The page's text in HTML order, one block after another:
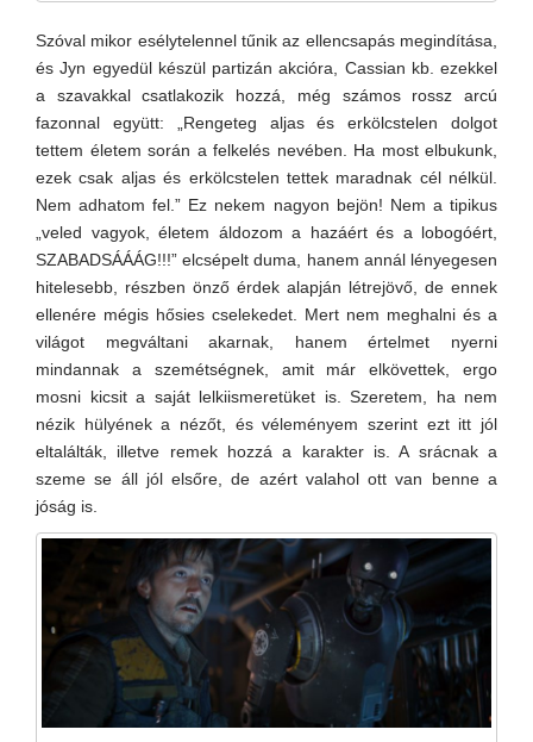
Szóval mikor esélytelennel tűnik az ellencsapás megindítása,
és Jyn egyedül készül partizán akcióra, Cassian kb. ezekkel
a szavakkal csatlakozik hozzá, még számos rossz arcú
fazonnal együtt: „Rengeteg aljas és erkölcstelen dolgot
tettem életem során a felkelés nevében. Ha most elbukunk,
ezek csak aljas és erkölcstelen tettek maradnak cél nélkül.
Nem adhatom fel.” Ez nekem nagyon bejön! Nem a tipikus
„veled vagyok, életem áldozom a hazáért és a lobogóért,
SZABADSÁÁÁG!!!” elcsépelt duma, hanem annál lényegesen
hitelesebb, részben önző érdek alapján létrejövő, de ennek
ellenére mégis hősies cselekedet. Mert nem meghalni és a
világot megváltani akarnak, hanem értelmet nyerni
mindannak a szemétségnek, amit már elkövettek, ergo
mosni kicsit a saját lelkiismeretüket is. Szeretem, ha nem
nézik hülyének a nézőt, és véleményem szerint ezt itt jól
eltalálták, illetve remek hozzá a karakter is. A srácnak a
szeme se áll jól elsőre, de azért valahol ott van benne a
jóság is.